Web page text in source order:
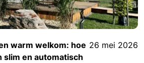
warm welkom: hoe
slim en automatisch
26 mei 2026